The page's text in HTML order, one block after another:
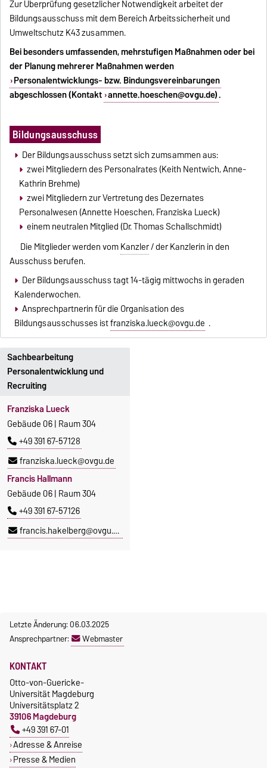
Zur Überprüfung gesetzlicher Notwendigkeit arbeitet der
Bildungsausschuss mit dem Bereich Arbeitssicherheit und
Umweltschutz K43 zusammen.
Bei besonders umfassenden, mehrstufigen Maßnahmen oder bei
der Planung mehrerer Maßnahmen werden
Personalentwicklungs- bzw. Bindungsvereinbarungen
abgeschlossen (Kontakt annette.hoeschen@ovgu.de).
Bildungsausschuss
Der Bildungsausschuss setzt sich zumsammen aus:
zwei Mitgliedern des Personalrates (Keith Nentwich, Anne-
Kathrin Brehme)
zwei Mitgliedern zur Vertretung des Dezernates
Personalwesen (Annette Hoeschen, Franziska Lueck)
einem neutralen Mitglied (Dr. Thomas Schallschmidt)
Die Mitglieder werden vomKanzler/ der Kanzlerin in den
Ausschuss berufen.
Der Bildungsausschuss tagt 14-tägig mittwochs in geraden
Kalenderwochen.
Ansprechpartnerin für die Organisation des
Bildungsausschusses istfranziska.lueck@ovgu.de .
Sachbearbeitung
Personalentwicklung und
Recruiting
Franziska Lueck
Gebäude 06 | Raum 304
+49 391 67-57128
franziska.lueck@ovgu.de
Francis Hallmann
Gebäude 06 | Raum 304
+49 391 67-57126
francis.hakelberg@ovgu.de
Letzte Änderung: 06.03.2025
Ansprechpartner:
Webmaster
KONTAKT
Otto-von-Guericke-
Universität Magdeburg
Universitätsplatz 2
39106 Magdeburg
+49 391 67-01
Adresse & Anreise
Presse & Medien